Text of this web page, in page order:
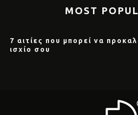
MOST
7 αιτίες που μπορεί να
ισχίο σου